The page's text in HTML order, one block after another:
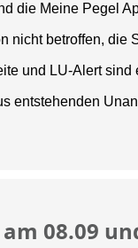
die Meine Pegel
nicht betroffen,
und LU-Alert sind
entstehenden
08.09